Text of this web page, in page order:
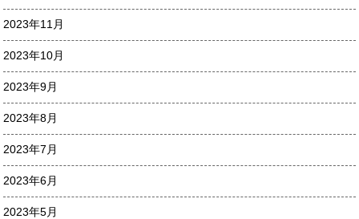
2023年11月
2023年10月
2023年9月
2023年8月
2023年7月
2023年6月
2023年5月